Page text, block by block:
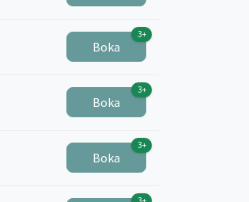
Boka
3+
Boka
3+
Boka
3+